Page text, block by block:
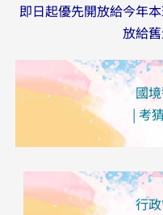
即日起優先開放給今年
放給
國
| 考
行